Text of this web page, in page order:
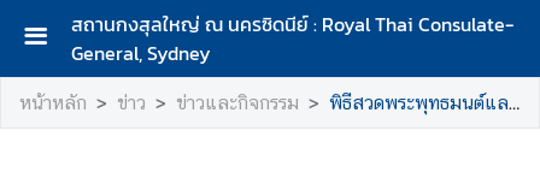
สถานกงสุลใหญ่ ณ นครซิดนีย์ : Royal Thai Consulate-
General, Sydney
ห
น้
หน้าหลัก ข่าว ข่าวและกิจกรรม พิธีสวดพระพุทธมนต์และพิธีทำบุญตักบาตรถวายพระราชกุศลเนื่องในโอกาสการประกาศยกย่องพระเกียรติคุณพระราชกรณียกิจในวาระครบ ๑๐๐ ปี สมเด็จพระนางเจ้ารำไพพรรณี พระบรมราชินี ในรัชกาลที่ ๗